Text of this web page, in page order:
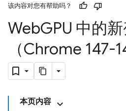
该内容对您有帮助吗？
WebGPU 中的
（Chrome 147-
本页内容